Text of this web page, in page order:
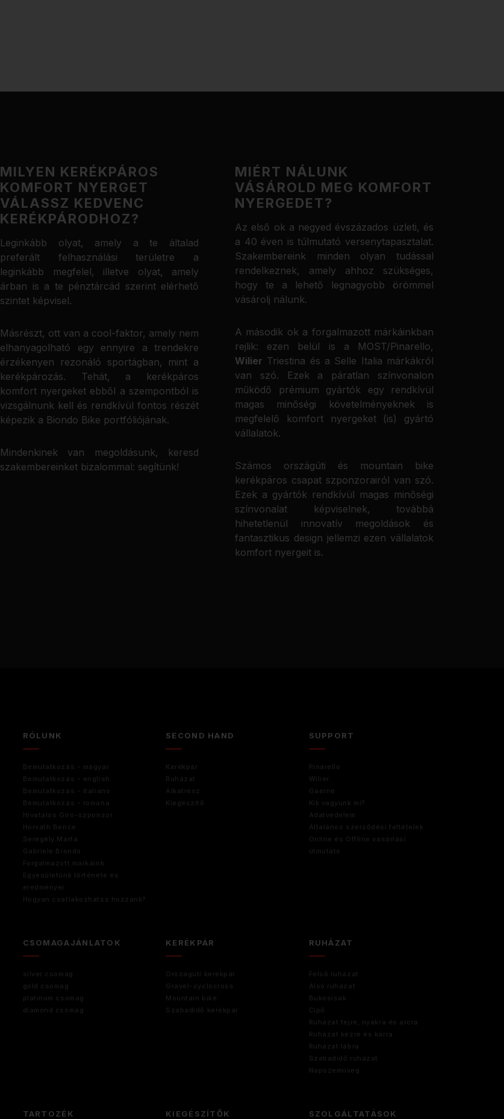
MILYEN KERÉKPÁROS
KOMFORT NYERGET
VÁLASSZ KEDVENC
KERÉKPÁRODHOZ?
Leginkább olyat, amely a te általad
preferált felhasználási területre a
leginkább megfelel, illetve olyat, amely
árban is a te pénztárcád szerint elérhető
szintet képvisel.
Másrészt, ott van a cool-faktor, amely nem
elhanyagolható egy ennyire a trendekre
érzékenyen rezonáló sportágban, mint a
kerékpározás. Tehát, a kerékpáros
komfort nyergeket ebből a szempontból is
vizsgálnunk kell és rendkívül fontos részét
képezik a Biondo Bike portfóliójának.
Mindenkinek van megoldásunk, keresd
szakembereinket bizalommal: segítünk!
MIÉRT NÁLUNK
VÁSÁROLD MEG KOMFORT
NYERGEDET?
Az első ok a negyed évszázados üzleti, és
a 40 éven is túlmutató versenytapasztalat.
Szakembereink minden olyan tudással
rendelkeznek, amely ahhoz szükséges,
hogy te a lehető legnagyobb örömmel
vásárolj nálunk.
A második ok a forgalmazott márkáinkban
rejlik: ezen belül is a MOST/Pinarello,
Wilier Triestina és a Selle Italia márkákról
van szó. Ezek a páratlan színvonalon
működő prémium gyártók egy rendkívül
magas minőségi követelményeknek is
megfelelő komfort nyergeket (is) gyártó
vállalatok.
Számos országúti és mountain bike
kerékpáros csapat szponzorairól van szó.
Ezek a gyártók rendkívül magas minőségi
színvonalat képviselnek, továbbá
hihetetlenül innovatív megoldások és
fantasztikus design jellemzi ezen vállalatok
komfort nyergeit is.
RÓLUNK
Bemutatkozás - magyar
Bemutatkozás - english
Bemutatkozás - italiano
Bemutatkozás - romana
Hivatalos Giro-szponzor
Horváth Bence
Seregély Márta
Gabriele Biondo
Forgalmazott márkáink
Egyesületünk története és
eredményei
Hogyan csatlakozhatsz hozzánk?
SECOND HAND
Kerékpár
Ruházat
Alkatrész
Kiegészitő
SUPPORT
Pinarello
Wilier
Gaerne
Kik vagyunk mi?
Adatvédelem
Általános szerződési feltételek
Online és Offline vásárlási
útmutató
CSOMAGAJÁNLATOK
silver csomag
gold csomag
platinum csomag
diamond csomag
KERÉKPÁR
Országúti kerékpár
Gravel-cyclocross
Mountain bike
Szabadidő kerékpár
RUHÁZAT
Felső ruházat
Alsó ruházat
Bukósisak
Cipő
Ruházat fejre, nyakra és arcra
Ruházat kézre és karra
Ruházat lábra
Szabadidő ruházat
Napszemüveg
TARTOZÉK KIEGÉSZÍTŐK SZOLGÁLTATÁSOK